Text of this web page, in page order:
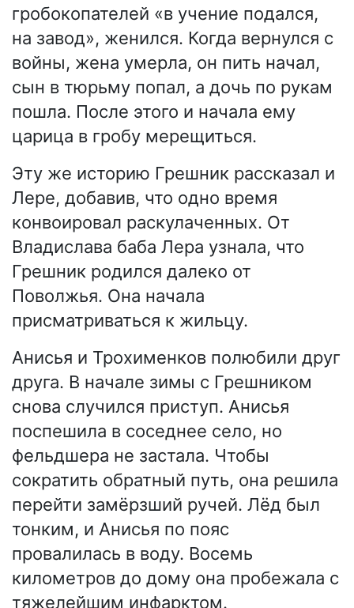
гробокопателей «в учение подался,
на завод», женился. Когда вернулся с
войны, жена умерла, он пить начал,
сын в тюрьму попал, а дочь по рукам
пошла. После этого и начала ему
царица в гробу мерещиться.
Эту же историю Грешник рассказал и
Лере, добавив, что одно время
конвоировал раскулаченных. От
Владислава баба Лера узнала, что
Грешник родился далеко от
Поволжья. Она начала
присматриваться к жильцу.
Анисья и Трохименков полюбили друг
друга. В начале зимы с Грешником
снова случился приступ. Анисья
поспешила в соседнее село, но
фельдшера не застала. Чтобы
сократить обратный путь, она решила
перейти замёрзший ручей. Лёд был
тонким, и Анисья по пояс
провалилась в воду. Восемь
километров до дому она пробежала с
тяжелейшим инфарктом.